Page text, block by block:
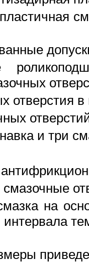
отверстия
и три
на